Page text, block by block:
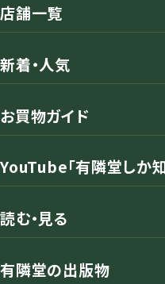
店舗一覧
新着・人気
お買物ガイド
YouTube「有隣堂しか
読む・見る
有隣堂の出版物